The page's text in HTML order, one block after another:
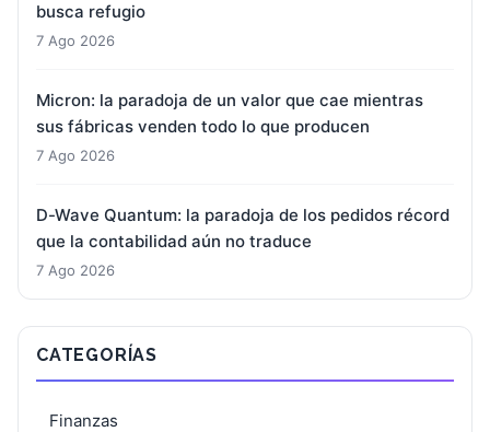
busca refugio
7 Ago 2026
Micron: la paradoja de un valor que cae mientras
sus fábricas venden todo lo que producen
7 Ago 2026
D-Wave Quantum: la paradoja de los pedidos récord
que la contabilidad aún no traduce
7 Ago 2026
CATEGORÍAS
Finanzas